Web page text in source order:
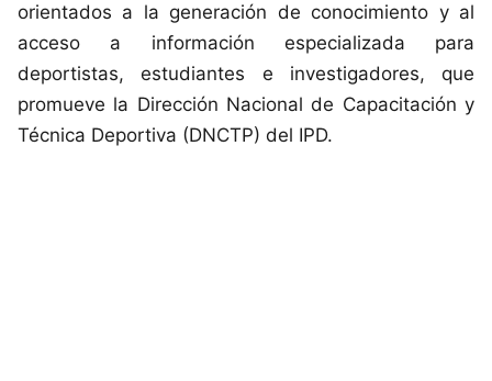
orientados a la generación de conocimiento y al
acceso a información especializada para
deportistas, estudiantes e investigadores, que
promueve la Dirección Nacional de Capacitación y
Técnica Deportiva (DNCTP) del IPD.